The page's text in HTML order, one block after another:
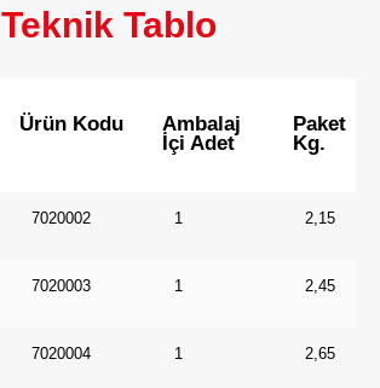
Teknik Tablo
Ürün Kodu
Ambalaj
İçi Adet
Paket
Kg.
7020002 1 2,15
7020003 1 2,45
7020004 1 2,65